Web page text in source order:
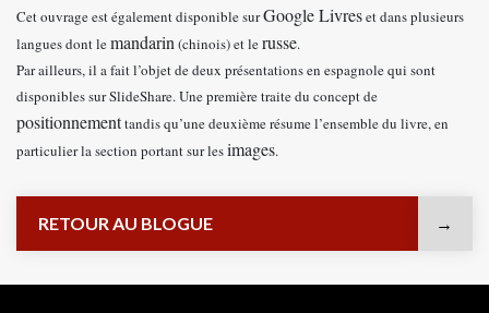
Cet ouvrage est également disponible surGoogle Livreset dans plusieurs
langues dont lemandarin (chinois) et lerusse.
Par ailleurs, il a fait l’objet de deux présentations en espagnole qui sont
disponibles sur SlideShare. Une première traite du concept de
positionnementtandis qu’une deuxième résume l’ensemble du livre, en
particulier la section portant sur lesimages.
RETOUR AU BLOGUE